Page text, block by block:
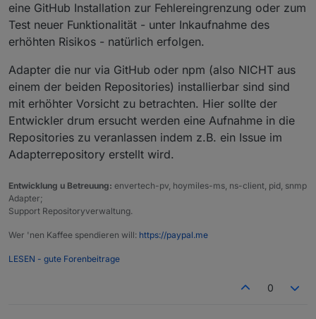
eine GitHub Installation zur Fehlereingrenzung oder zum
Test neuer Funktionalität - unter Inkaufnahme des
erhöhten Risikos - natürlich erfolgen.
Adapter die nur via GitHub oder npm (also NICHT aus
einem der beiden Repositories) installierbar sind sind
mit erhöhter Vorsicht zu betrachten. Hier sollte der
Entwickler drum ersucht werden eine Aufnahme in die
Repositories zu veranlassen indem z.B. ein Issue im
Adapterrepository erstellt wird.
Entwicklung u Betreuung: envertech-pv, hoymiles-ms, ns-client, pid, snmp
Adapter;
Support Repositoryverwaltung.
Wer 'nen Kaffee spendieren will: https://paypal.me
LESEN - gute Forenbeitrage
0